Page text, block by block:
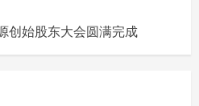
创始股东大会圆满完成